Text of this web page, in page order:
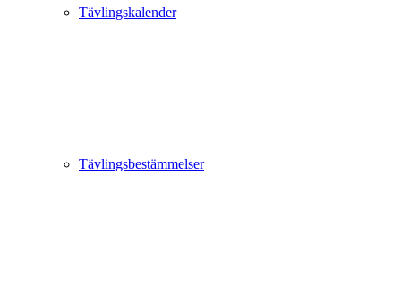
Tävlingskalender
Tävlingsbestämmelser